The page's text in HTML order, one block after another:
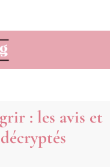
: les avis et